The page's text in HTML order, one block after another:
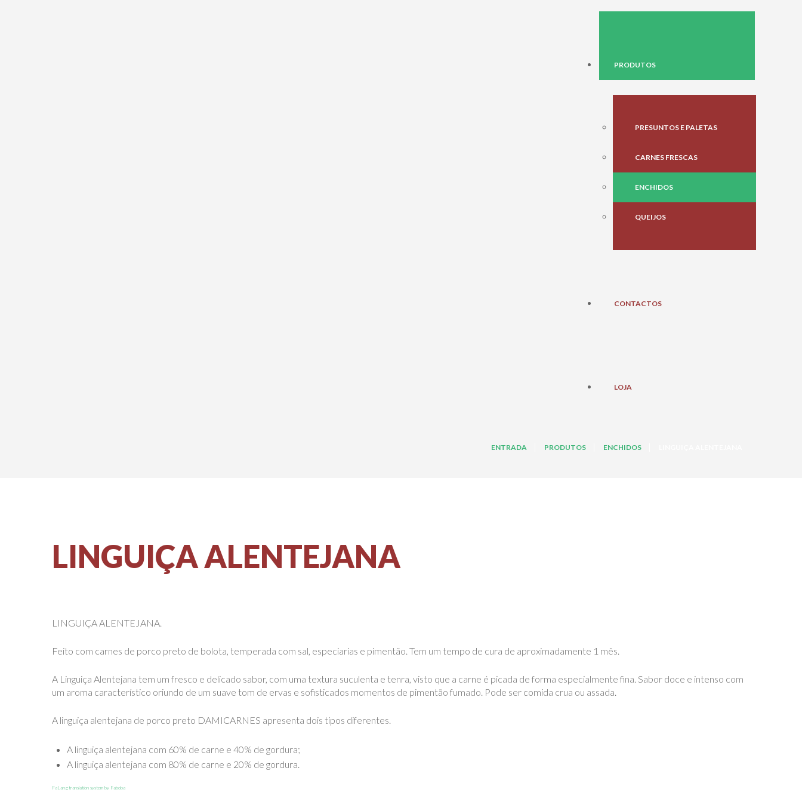
PRODUTOS
PRESUNTOS E PALETAS
CARNES FRESCAS
ENCHIDOS
QUEIJOS
CONTACTOS
LOJA
ENTRADA PRODUTOS ENCHIDOS
LINGUIÇAALENTEJANA
LINGUIÇA ALENTEJANA.
Feito com carnes de porco preto de bolota, temperada com sal, especiarias e pimentão. Tem um tempo de cura de aproximadamente 1 mês.
A Linguiça Alentejana tem um fresco e delicado sabor, com uma textura suculenta e tenra, visto que a carne é picada de forma especialmente fina. Sabor doce e intenso com
um aroma característico oriundo de um suave tom de ervas e sofisticados momentos de pimentão fumado. Pode ser comida crua ou assada.
A linguiça alentejana de porco preto DAMICARNES apresenta dois tipos diferentes.
A linguiça alentejana com 60% de carne e 40% de gordura;
A linguiça alentejana com 80% de carne e 20% de gordura.
FaLang translation system by Faboba